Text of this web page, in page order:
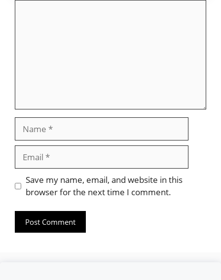
Website
Save my name, email, and website in this
browser for the next time I comment.